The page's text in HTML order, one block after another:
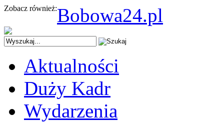
Zobacz również:Bobowa24.pl
Aktualności
Duży Kadr
Wydarzenia